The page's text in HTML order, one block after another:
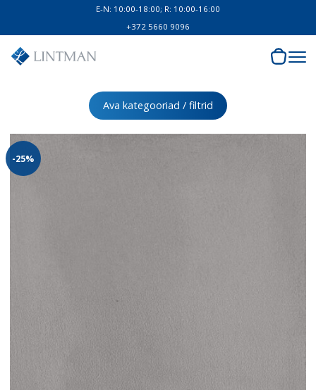
E-N: 10:00-18:00; R: 10:00-16:00
+372 5660 9096
Ava kategooriad / filtrid
-25%